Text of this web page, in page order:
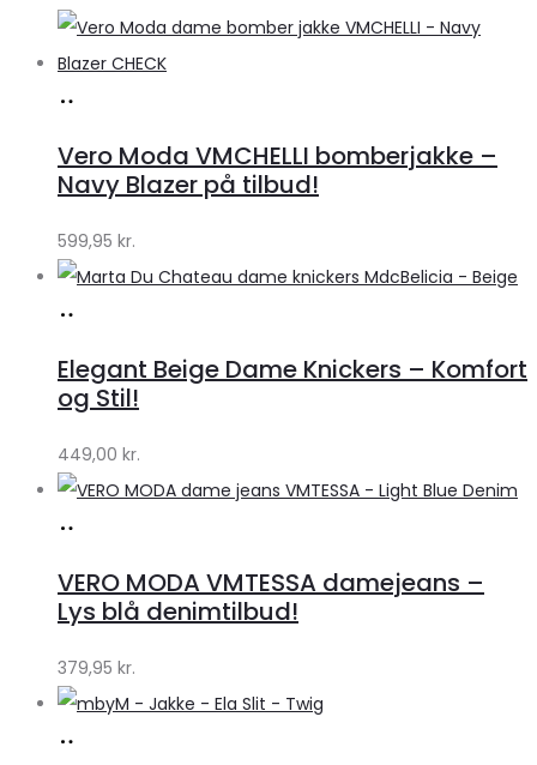
Klædeskabet.dk
Vero Moda VMCHELLI bomberjakke –
Navy Blazer på tilbud!
599,95 kr.
Klædeskabet.dk
Elegant Beige Dame Knickers – Komfort
og Stil!
449,00 kr.
Klædeskabet.dk
VERO MODA VMTESSA damejeans –
Lys blå denimtilbud!
379,95 kr.